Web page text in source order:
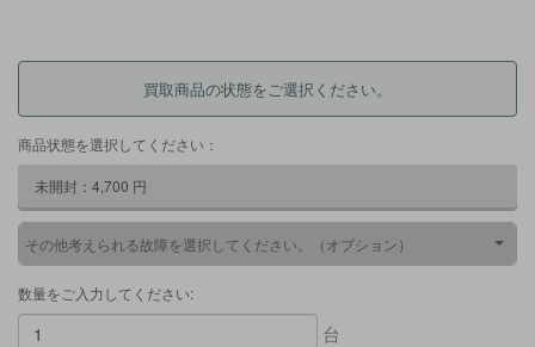
買取商品の状態をご選択ください。
商品状態を選択してください：
未開封： 4,700 円
その他考えられる故障を選択してください。（オプション）
数量をご入力してください:
台